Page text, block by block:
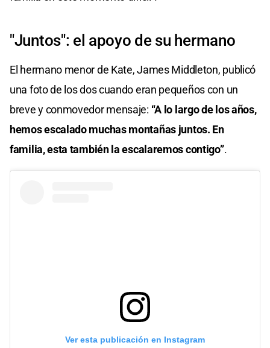
"Juntos": el apoyo de su hermano
El hermano menor de Kate, James Middleton, publicó
una foto de los dos cuando eran pequeños con un
breve y conmovedor mensaje: “A lo largo de los años,
hemos escalado muchas montañas juntos. En
familia, esta también la escalaremos contigo”.
Ver esta publicación en Instagram